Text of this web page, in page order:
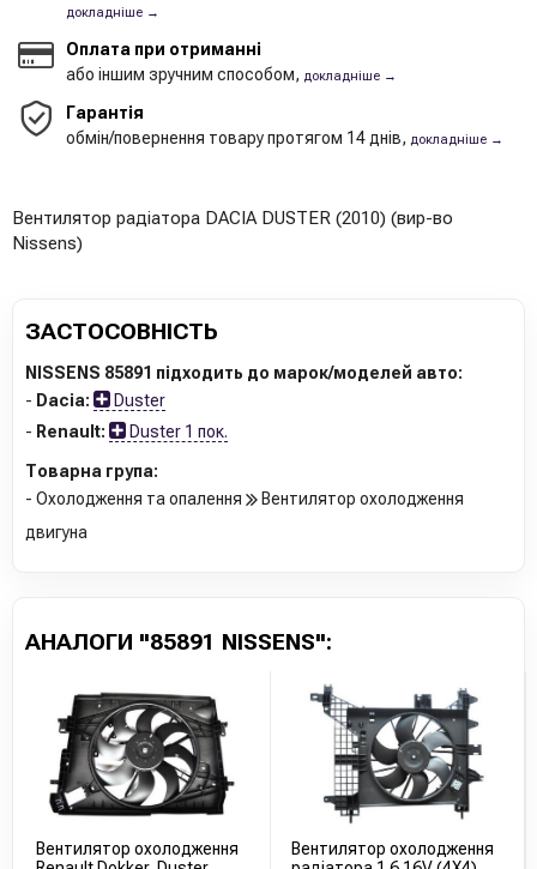
докладніше →
Оплата при отриманні
або іншим зручним способом, докладніше →
Гарантія
обмін/повернення товару протягом 14 днів, докладніше →
Вентилятор радіатора DACIA DUSTER (2010) (вир-во
Nissens)
ЗАСТОСОВНІСТЬ
NISSENS 85891 підходить до марок/моделей авто:
- Dacia:
Duster
- Renault: Duster 1 пок.
Товарна група:
- Охолодження та опалення
Вентилятор охолодження
двигуна
АНАЛОГИ "85891 NISSENS":
Вентилятор охолодження
Вентилятор охолодження